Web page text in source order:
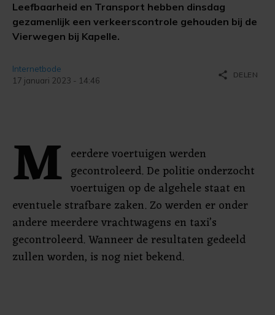
Leefbaarheid en Transport hebben dinsdag
gezamenlijk een verkeerscontrole gehouden bij de
Vierwegen bij Kapelle.
Internetbode
17 januari 2023 - 14:46
share DELEN
M eerdere voertuigen werden
gecontroleerd. De politie onderzocht
voertuigen op de algehele staat en
eventuele strafbare zaken. Zo werden er onder
andere meerdere vrachtwagens en taxi’s
gecontroleerd. Wanneer de resultaten gedeeld
zullen worden, is nog niet bekend.